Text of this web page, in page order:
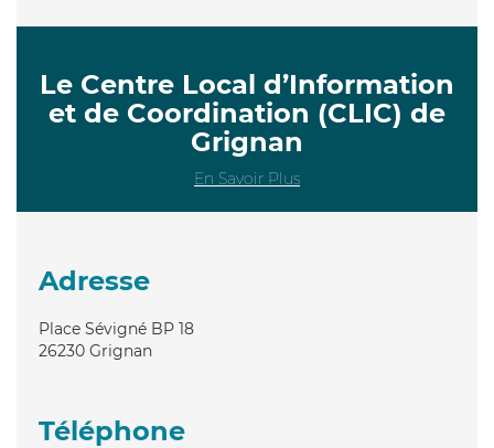
Le Centre Local d’Information
et de Coordination (CLIC) de
Grignan
En Savoir Plus
Adresse
Place Sévigné BP 18
26230 Grignan
Téléphone